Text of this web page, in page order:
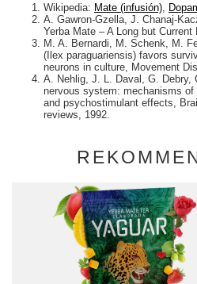
Wikipedia: Mate (infusión)
A. Gawron-Gzella, J. Chanaj-
Yerba Mate – A Long but Current
M. A. Bernardi, M. Schenk, M.
(Ilex paraguariensis) favors
neurons in culture, Movement
A. Nehlig, J. L. Daval, G. Debry,
nervous system: mechanisms
and psychostimulant effects,
reviews, 1992.